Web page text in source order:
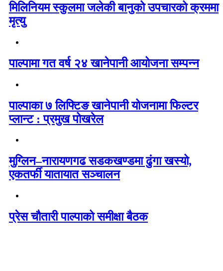
मिलिनियम स्कुलमा जलेकी बानुको उपचारको क्रममा
मृत्यु
पाल्पामा गत वर्ष २४ खानेपानी आयोजना सम्पन्न
पाल्पाका ७ लिफ्टिङ खानेपानी योजनामा फिल्टर
प्लान्ट : प्रमुख पोखरेल
मुग्लिन–नारायणगढ सडकखण्डमा ढुंगा खस्यो,
एकतर्फी यातायात सञ्चालन
प्रेस चौतारी पाल्पाको समीक्षा बैठक